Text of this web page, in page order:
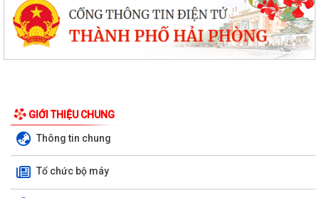
GIỚI THIỆU CHUNG
Thông tin chung
Tổ chức bộ máy